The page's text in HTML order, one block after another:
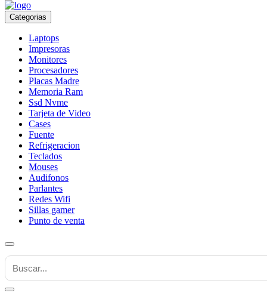
Categorias
Laptops
Impresoras
Monitores
Procesadores
Placas Madre
Memoria Ram
Ssd Nvme
Tarjeta de Video
Cases
Fuente
Refrigeracion
Teclados
Mouses
Audifonos
Parlantes
Redes Wifi
Sillas gamer
Punto de venta